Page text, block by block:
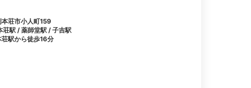
荘市小人町159
荘駅 / 薬師堂駅 / 子吉駅
駅から徒歩16分